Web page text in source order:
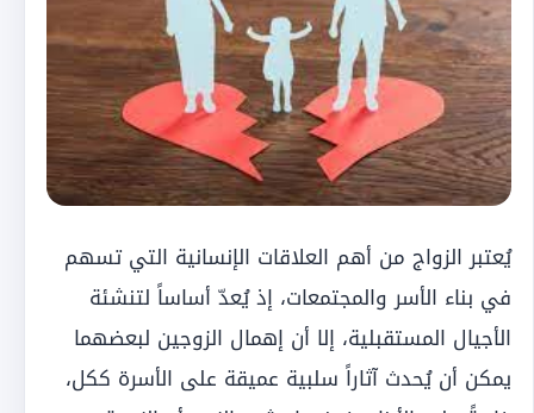
يُعتبر الزواج من أهم العلاقات الإنسانية التي تسهم
في بناء الأسر والمجتمعات، إذ يُعدّ أساساً لتنشئة
الأجيال المستقبلية، إلا أن إهمال الزوجين لبعضهما
يمكن أن يُحدث آثاراً سلبية عميقة على الأسرة ككل،